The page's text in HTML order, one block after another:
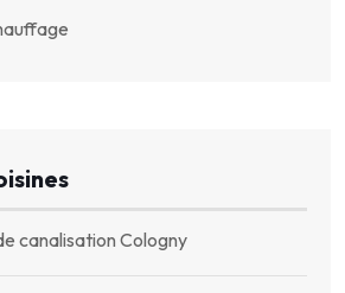
canalisation Cologny